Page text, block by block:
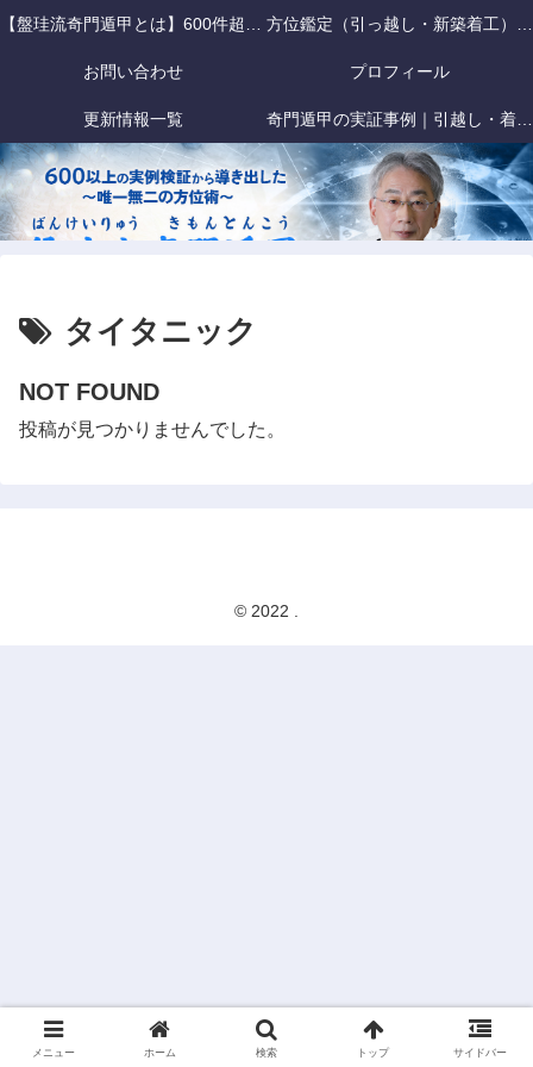
お問い合わせ プロフィール
更新情報一覧
タイタニック
NOT FOUND
投稿が見つかりませんでした。
© 2022 .
メニュー ホーム 検索 トップ サイドバー